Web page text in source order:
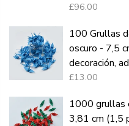
£96.00
100 Grullas
oscuro - 7,5
decoración,
£13.00
1000 grullas
3,81 cm (1,5